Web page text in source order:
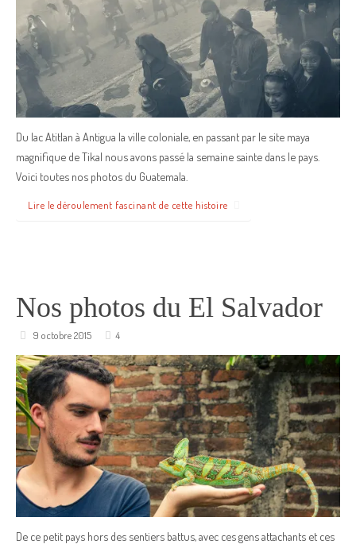
Du lac Atitlan à Antigua la ville coloniale, en passant par le site maya
magnifique de Tikal nous avons passé la semaine sainte dans le pays.
Voici toutes nos photos du Guatemala.
Lire le déroulement fascinant de cette histoire
Nos photos du El Salvador
9 octobre 2015 4
De ce petit pays hors des sentiers battus, avec ces gens attachants et ces